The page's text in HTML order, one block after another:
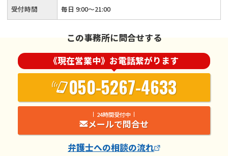
受付時間 毎日 9:00～21:00
この事務所に問合せする
《現在営業中》お電話繋がります
050-5267-4633
24時間受付中
メールで問合せ
弁護士への相談の流れ